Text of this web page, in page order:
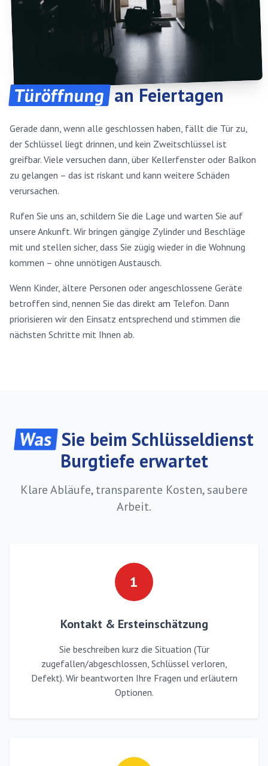
Türöffnung an Feiertagen
Gerade dann, wenn alle geschlossen haben, fällt die Tür zu,
der Schlüssel liegt drinnen, und kein Zweitschlüssel ist
greifbar. Viele versuchen dann, über Kellerfenster oder Balkon
zu gelangen – das ist riskant und kann weitere Schäden
verursachen.
Rufen Sie uns an, schildern Sie die Lage und warten Sie auf
unsere Ankunft. Wir bringen gängige Zylinder und Beschläge
mit und stellen sicher, dass Sie zügig wieder in die Wohnung
kommen – ohne unnötigen Austausch.
Wenn Kinder, ältere Personen oder angeschlossene Geräte
betroffen sind, nennen Sie das direkt am Telefon. Dann
priorisieren wir den Einsatz entsprechend und stimmen die
nächsten Schritte mit Ihnen ab.
Was Sie beim Schlüsseldienst
Burgtiefe erwartet
Klare Abläufe, transparente Kosten, saubere
Arbeit.
1
Kontakt & Ersteinschätzung
Sie beschreiben kurz die Situation (Tür
zugefallen/abgeschlossen, Schlüssel verloren,
Defekt). Wir beantworten Ihre Fragen und erläutern
Optionen.